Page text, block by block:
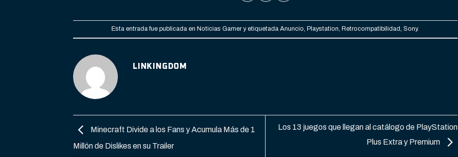
Esta entrada fue publicada en Noticias Gamer y etiquetadaAnuncio, Playstation, Retrocompatibilidad,Sony.
LINKINGDOM
Minecraft Divide a los Fans y Acumula Más de 1
Millón de Dislikes en su Trailer
Los 13 juegos que llegan al catálogo de PlayStation
Plus Extra y Premium